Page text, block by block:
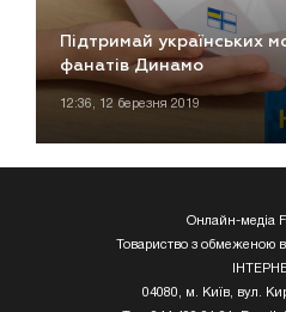
Підтримай українських
фанатів Динамо
12:36, 12 березня 2019
Онлайн-медіа
Товариство з обмеженою
04080, м. Київ, вул.